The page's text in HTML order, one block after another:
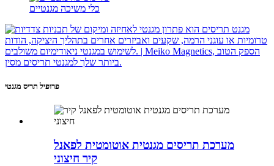
כלי משיכה מגנטיים
פרופיל תריס מגנטי
מערכת תריסים מגנטית אוטומטית לפאנל
קיר חיצוני